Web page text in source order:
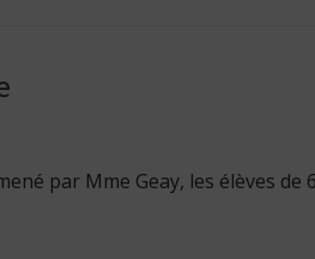
par Mme Geay, les élèves de